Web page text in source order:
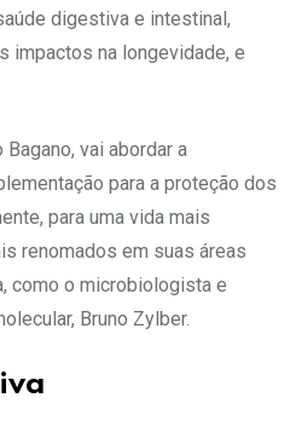
digestiva e intestinal,
impactos na longevidade, e
vai abordar a
para a proteção dos
para uma vida mais
renomados em suas áreas
como o microbiologista e
Bruno Zylber.